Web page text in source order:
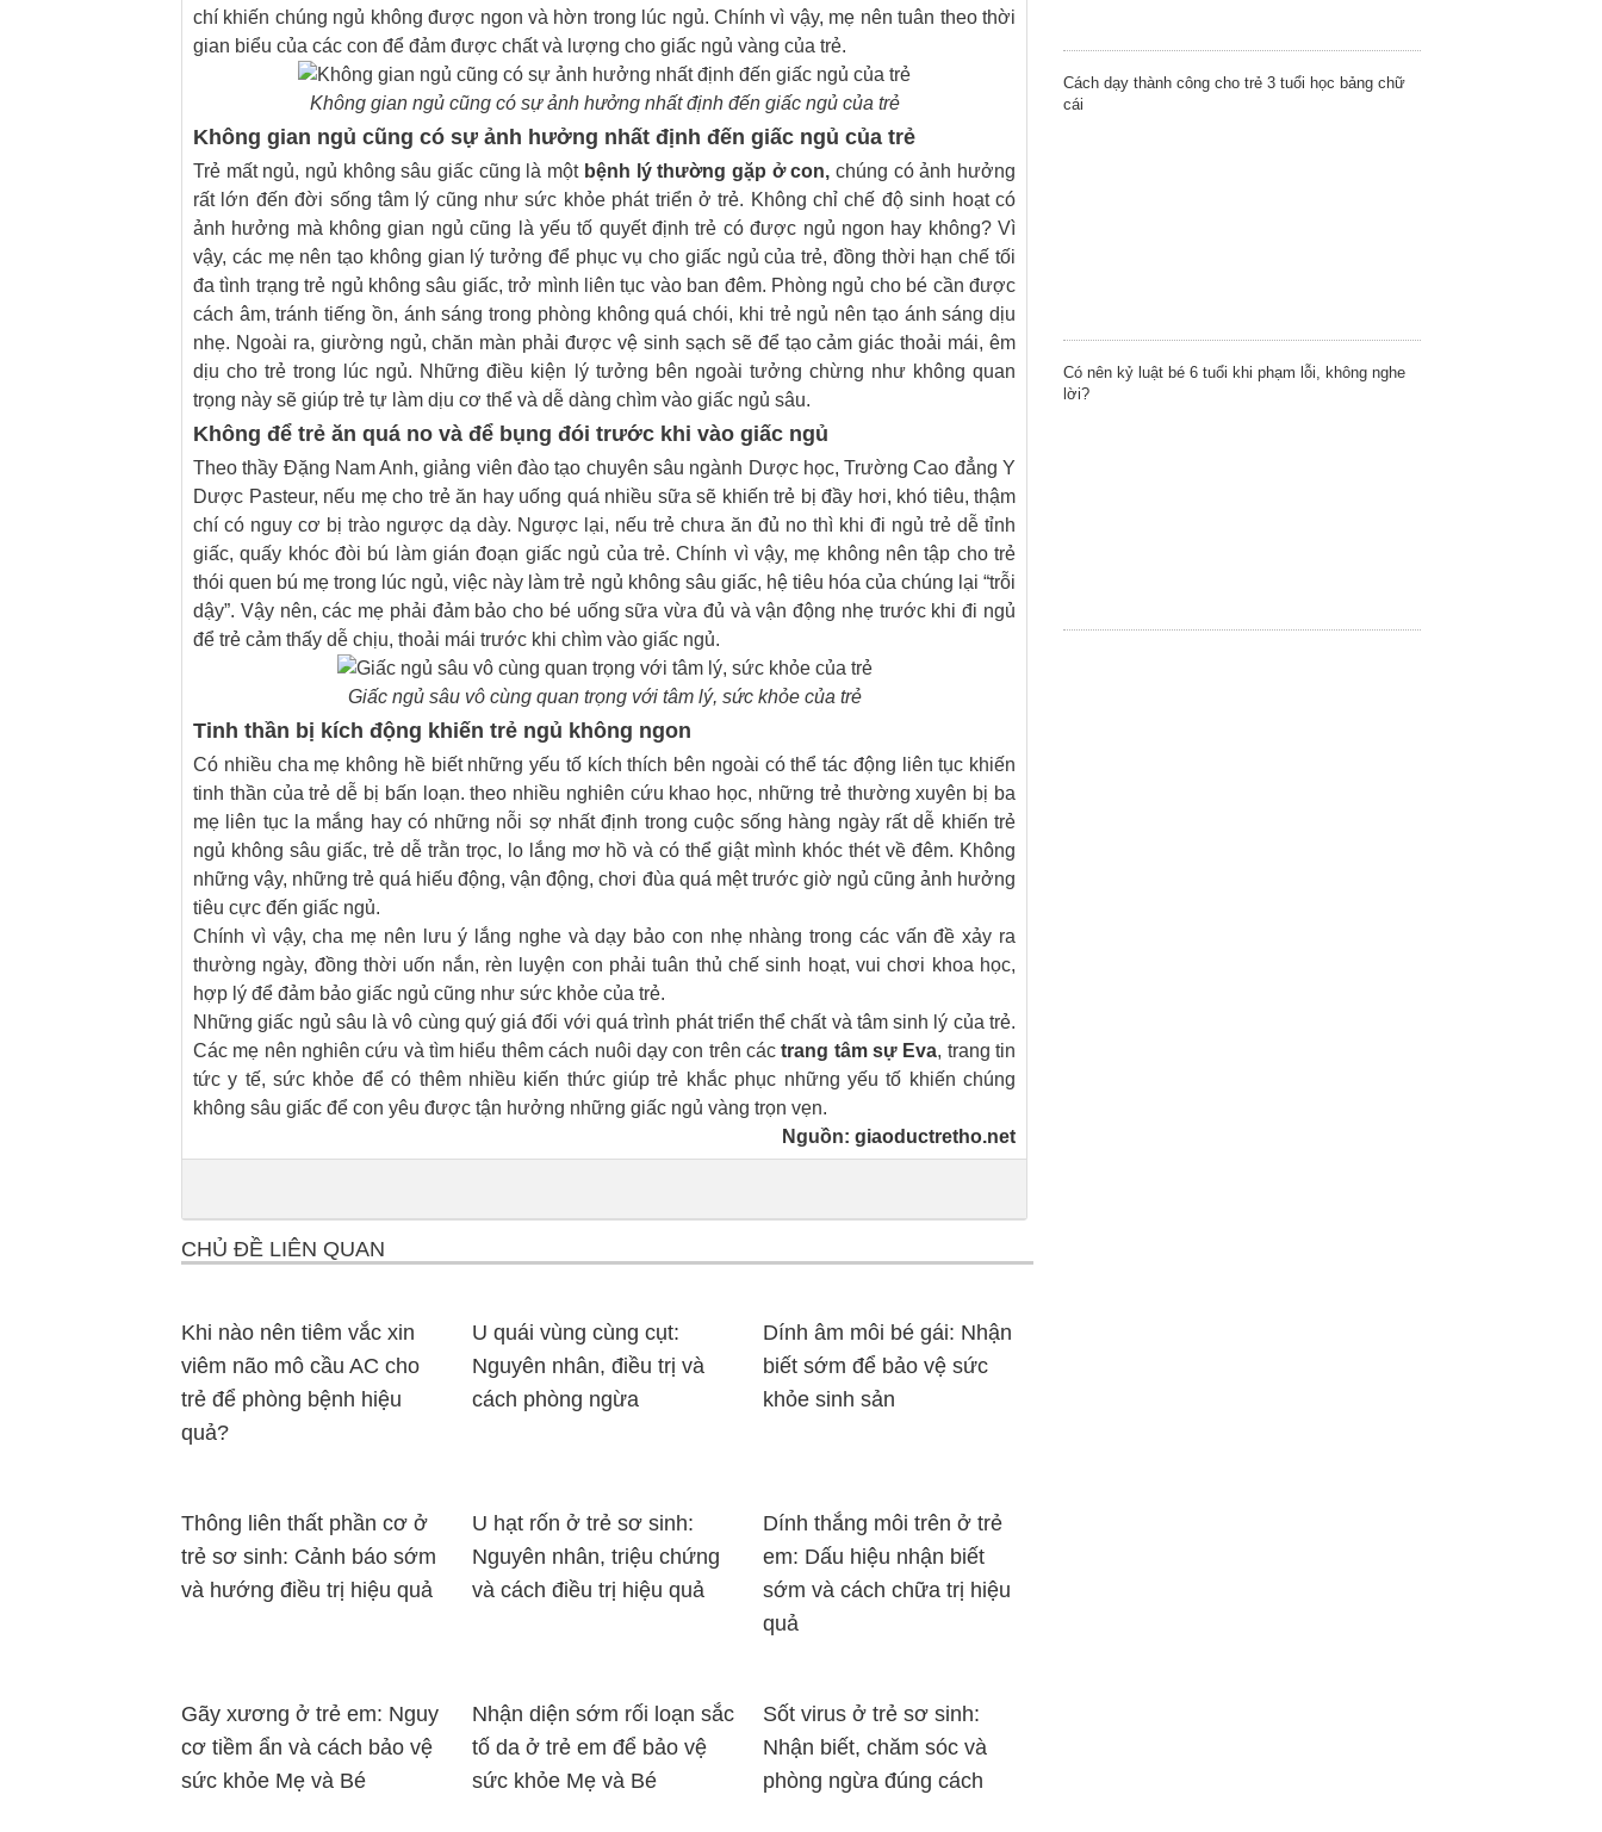
chí khiến chúng ngủ không được ngon và hờn trong lúc ngủ. Chính vì vậy, mẹ nên tuân theo thời
gian biểu của các con để đảm được chất và lượng cho giấc ngủ vàng của trẻ.
Không gian ngủ cũng có sự ảnh hưởng nhất định đến giấc ngủ của trẻ
Không gian ngủ cũng có sự ảnh hưởng nhất định đến giấc ngủ của trẻ
Trẻ mất ngủ, ngủ không sâu giấc cũng là một bệnh lý thường gặp ở con, chúng có ảnh hưởng
rất lớn đến đời sống tâm lý cũng như sức khỏe phát triển ở trẻ. Không chỉ chế độ sinh hoạt có
ảnh hưởng mà không gian ngủ cũng là yếu tố quyết định trẻ có được ngủ ngon hay không? Vì
vậy, các mẹ nên tạo không gian lý tưởng để phục vụ cho giấc ngủ của trẻ, đồng thời hạn chế tối
đa tình trạng trẻ ngủ không sâu giấc, trở mình liên tục vào ban đêm. Phòng ngủ cho bé cần được
cách âm, tránh tiếng ồn, ánh sáng trong phòng không quá chói, khi trẻ ngủ nên tạo ánh sáng dịu
nhẹ. Ngoài ra, giường ngủ, chăn màn phải được vệ sinh sạch sẽ để tạo cảm giác thoải mái, êm
dịu cho trẻ trong lúc ngủ. Những điều kiện lý tưởng bên ngoài tưởng chừng như không quan
trọng này sẽ giúp trẻ tự làm dịu cơ thể và dễ dàng chìm vào giấc ngủ sâu.
Không để trẻ ăn quá no và để bụng đói trước khi vào giấc ngủ
Theo thầy Đặng Nam Anh, giảng viên đào tạo chuyên sâu ngành Dược học, Trường Cao đẳng Y
Dược Pasteur, nếu mẹ cho trẻ ăn hay uống quá nhiều sữa sẽ khiến trẻ bị đầy hơi, khó tiêu, thậm
chí có nguy cơ bị trào ngược dạ dày. Ngược lại, nếu trẻ chưa ăn đủ no thì khi đi ngủ trẻ dễ tỉnh
giấc, quấy khóc đòi bú làm gián đoạn giấc ngủ của trẻ. Chính vì vậy, mẹ không nên tập cho trẻ
thói quen bú mẹ trong lúc ngủ, việc này làm trẻ ngủ không sâu giấc, hệ tiêu hóa của chúng lại “trỗi
dậy”. Vậy nên, các mẹ phải đảm bảo cho bé uống sữa vừa đủ và vận động nhẹ trước khi đi ngủ
để trẻ cảm thấy dễ chịu, thoải mái trước khi chìm vào giấc ngủ.
Giấc ngủ sâu vô cùng quan trọng với tâm lý, sức khỏe của trẻ
Tinh thần bị kích động khiến trẻ ngủ không ngon
Có nhiều cha mẹ không hề biết những yếu tố kích thích bên ngoài có thể tác động liên tục khiến
tinh thần của trẻ dễ bị bấn loạn. theo nhiều nghiên cứu khao học, những trẻ thường xuyên bị ba
mẹ liên tục la mắng hay có những nỗi sợ nhất định trong cuộc sống hàng ngày rất dễ khiến trẻ
ngủ không sâu giấc, trẻ dễ trằn trọc, lo lắng mơ hồ và có thể giật mình khóc thét về đêm. Không
những vậy, những trẻ quá hiếu động, vận động, chơi đùa quá mệt trước giờ ngủ cũng ảnh hưởng
tiêu cực đến giấc ngủ.
Chính vì vậy, cha mẹ nên lưu ý lắng nghe và dạy bảo con nhẹ nhàng trong các vấn đề xảy ra
thường ngày, đồng thời uốn nắn, rèn luyện con phải tuân thủ chế sinh hoạt, vui chơi khoa học,
hợp lý để đảm bảo giấc ngủ cũng như sức khỏe của trẻ.
Những giấc ngủ sâu là vô cùng quý giá đối với quá trình phát triển thể chất và tâm sinh lý của trẻ.
Các mẹ nên nghiên cứu và tìm hiểu thêm cách nuôi dạy con trên cáctrang tâm sự Eva, trang tin
tức y tế, sức khỏe để có thêm nhiều kiến thức giúp trẻ khắc phục những yếu tố khiến chúng
không sâu giấc để con yêu được tận hưởng những giấc ngủ vàng trọn vẹn.
Nguồn: giaoductretho.net
CHỦ ĐỀ LIÊN QUAN
Khi nào nên tiêm vắc xin
viêm não mô cầu AC cho
trẻ để phòng bệnh hiệu
quả?
U quái vùng cùng cụt:
Nguyên nhân, điều trị và
cách phòng ngừa
Dính âm môi bé gái: Nhận
biết sớm để bảo vệ sức
khỏe sinh sản
Thông liên thất phần cơ ở
trẻ sơ sinh: Cảnh báo sớm
và hướng điều trị hiệu quả
U hạt rốn ở trẻ sơ sinh:
Nguyên nhân, triệu chứng
và cách điều trị hiệu quả
Dính thắng môi trên ở trẻ
em: Dấu hiệu nhận biết
sớm và cách chữa trị hiệu
quả
Gãy xương ở trẻ em: Nguy
cơ tiềm ẩn và cách bảo vệ
sức khỏe Mẹ và Bé
Nhận diện sớm rối loạn sắc
tố da ở trẻ em để bảo vệ
sức khỏe Mẹ và Bé
Sốt virus ở trẻ sơ sinh:
Nhận biết, chăm sóc và
phòng ngừa đúng cách
Cách dạy thành công cho trẻ 3 tuổi học bảng chữ
cái
Có nên kỷ luật bé 6 tuổi khi phạm lỗi, không nghe
lời?